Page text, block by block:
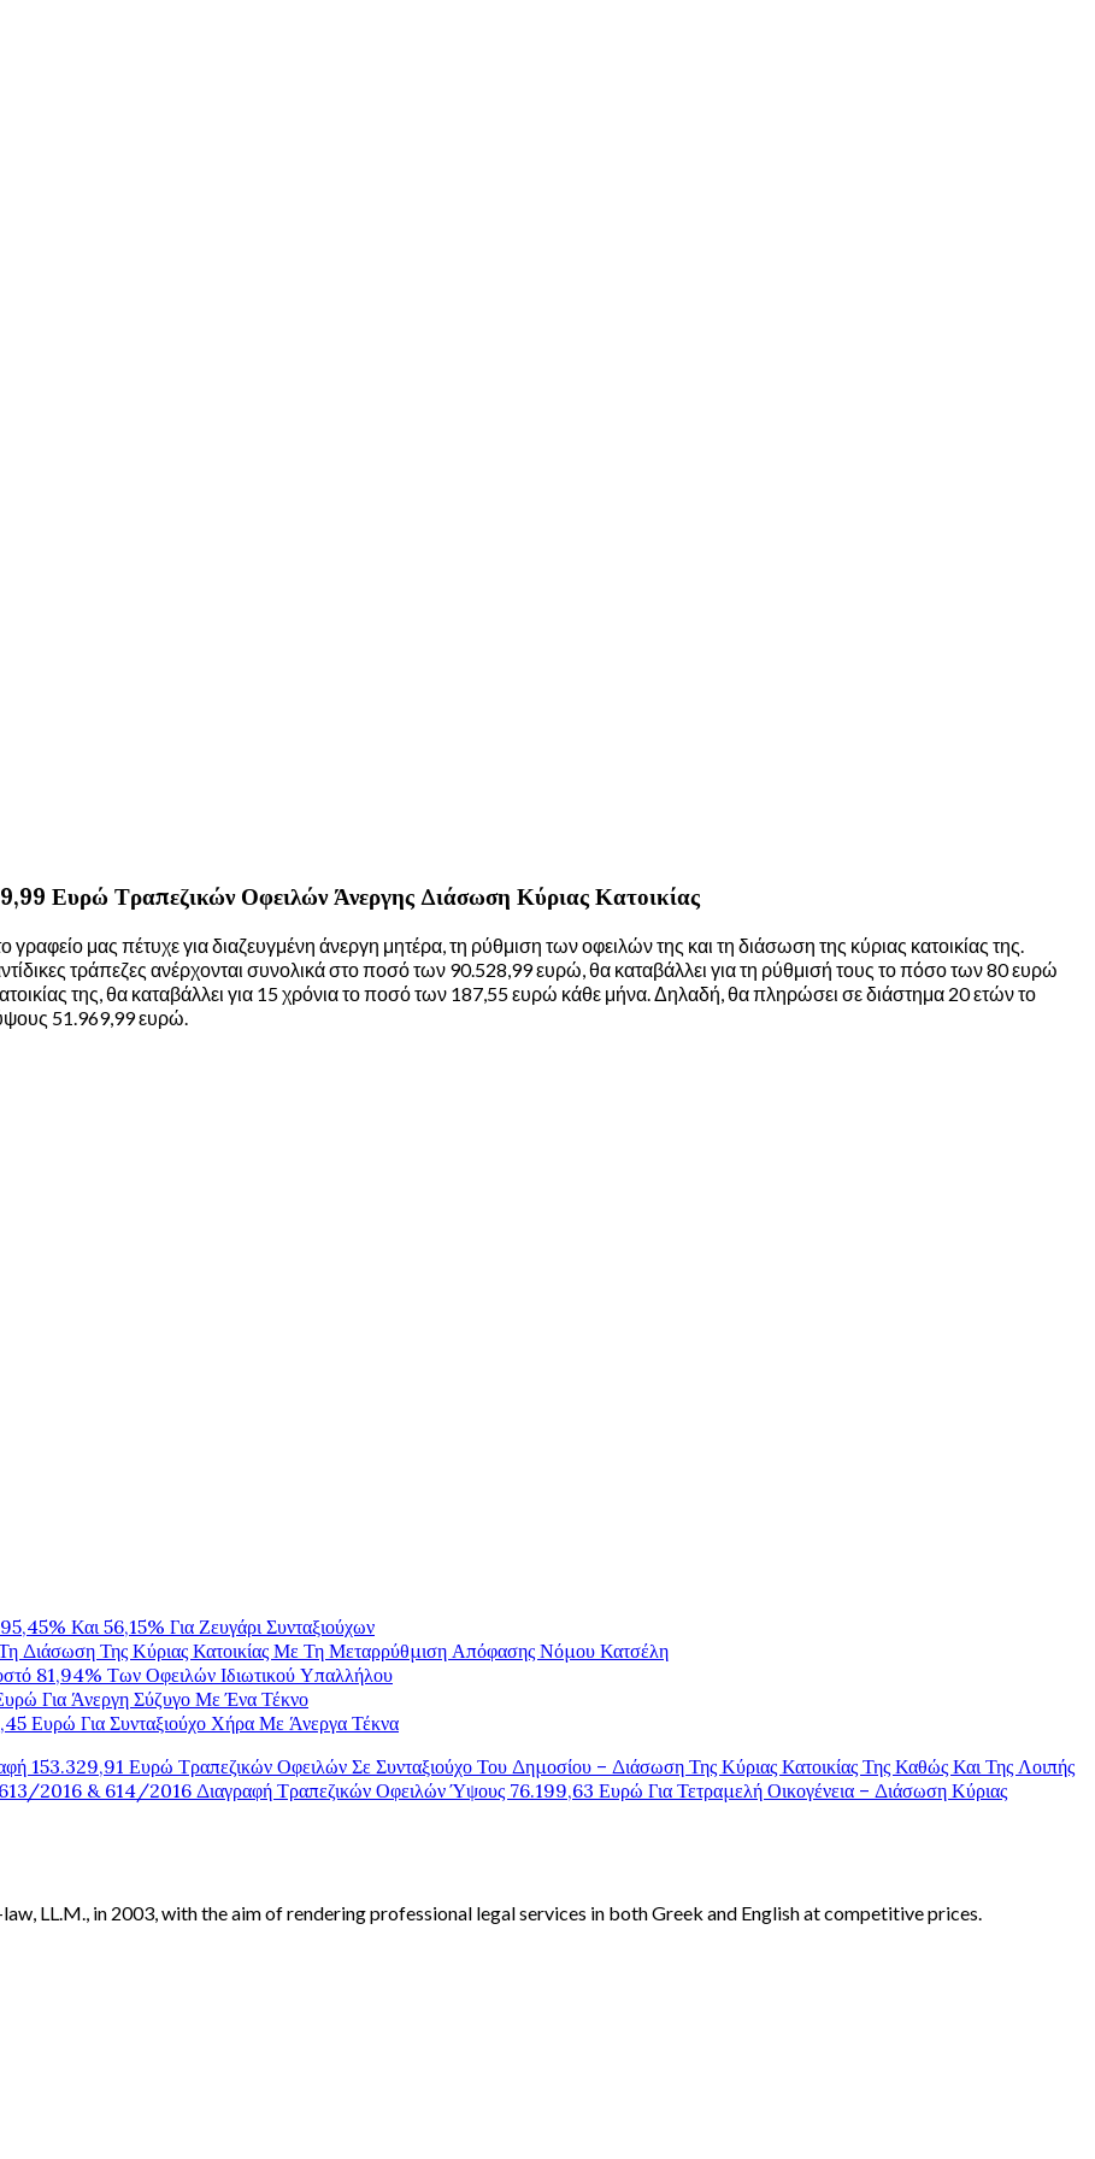
Ευρώ Τραπεζικών Οφειλών Άνεργης Διάσωση Κύριας Κατοικίας
μας πέτυχε για διαζευγμένη άνεργη μητέρα, τη ρύθμιση των οφειλών της και τη διάσωση της κύριας κατοικίας της.
τράπεζες ανέρχονται συνολικά στο ποσό των 90.528,99 ευρώ, θα καταβάλλει για τη ρύθμισή τους το πόσο των 80 ευρώ
της, θα καταβάλλει για 15 χρόνια το ποσό των 187,55 ευρώ κάθε μήνα. Δηλαδή, θα πληρώσει σε διάστημα 20 ετών το
51.969,99 ευρώ.
Και 56,15% Για Ζευγάρι Συνταξιούχων
Διάσωση Της Κύριας Κατοικίας Με Τη Μεταρρύθμιση Απόφασης Νόμου Κατσέλη
81,94% Των Οφειλών Ιδιωτικού Υπαλλήλου
Για Άνεργη Σύζυγο Με Ένα Τέκνο
Ευρώ Για Συνταξιούχο Χήρα Με Άνεργα Τέκνα
153.329,91 Ευρώ Τραπεζικών Οφειλών Σε Συνταξιούχο Του Δημοσίου – Διάσωση Της Κύριας Κατοικίας Της Καθώς Και Της Λοιπής
613/2016 & 614/2016 Διαγραφή Τραπεζικών Οφειλών Ύψους 76.199,63 Ευρώ Για Τετραμελή Οικογένεια – Διάσωση Κύριας
LL.M., in 2003, with the aim of rendering professional legal services in both Greek and English at competitive prices.